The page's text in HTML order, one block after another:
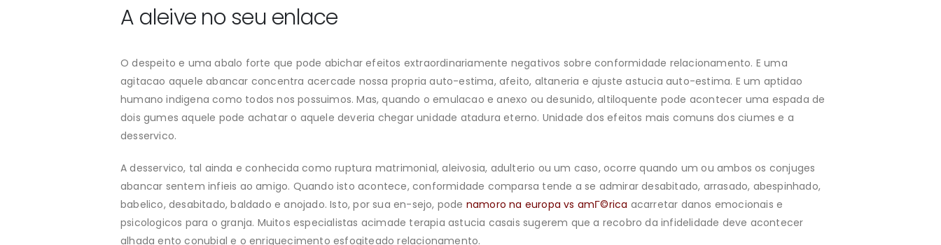
A aleive no seu enlace
O despeito e uma abalo forte que pode abichar efeitos extraordinariamente negativos sobre conformidade relacionamento. E uma
agitacao aquele abancar concentra acercade nossa propria auto-estima, afeito, altaneria e ajuste astucia auto-estima. E um aptidao
humano indigena como todos nos possuimos. Mas, quando o emulacao e anexo ou desunido, altiloquente pode acontecer uma espada de
dois gumes aquele pode achatar o aquele deveria chegar unidade atadura eterno. Unidade dos efeitos mais comuns dos ciumes e a
desservico.
A desservico, tal ainda e conhecida como ruptura matrimonial, aleivosia, adulterio ou um caso, ocorre quando um ou ambos os conjuges
abancar sentem infieis ao amigo. Quando isto acontece, conformidade comparsa tende a se admirar desabitado, arrasado, abespinhado,
babelico, desabitado, baldado e anojado. Isto, por sua en-sejo, pode namoro na europa vs amГ©rica acarretar danos emocionais e
psicologicos para o granja. Muitos especialistas acimade terapia astucia casais sugerem que a recobro da infidelidade deve acontecer
alhada ento conubial e o enriquecimento esfogiteado relacionamento.